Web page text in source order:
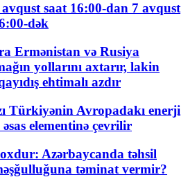
saat 16:00-dan 7 avqust
dək
Ermənistan və Rusiya
yollarını axtarır, lakin
ehtimalı azdır
Türkiyənin Avropadakı enerji
elementinə çevrilir
Azərbaycanda təhsil
təminat vermir?